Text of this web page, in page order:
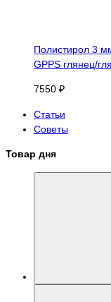
Полистирол 3
GPPS глянец/
7550 ₽
Статьи
Советы
Товар дня